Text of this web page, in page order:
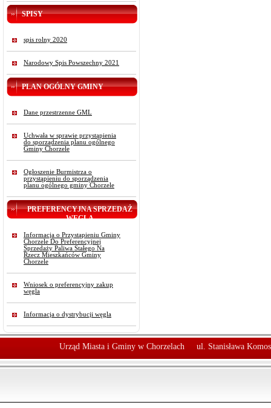
SPISY
spis rolny 2020
Narodowy Spis Powszechny 2021
PLAN OGÓLNY GMINY
Dane przestrzenne GML
Uchwała w sprawie przystąpienia
do sporządzenia planu ogólnego
Gminy Chorzele
Ogłoszenie Burmistrza o
przystąpieniu do sporządzenia
planu ogólnego gminy Chorzele
PREFERENCYJNA SPRZEDAŻ
WĘGLA
Informacja o Przystąpieniu Gminy
Chorzele Do Preferencyjnej
Sprzedaży Paliwa Stałego Na
Rzecz Mieszkańców Gminy
Chorzele
Wniosek o preferencyjny zakup
węgla
Informacja o dystrybucji węgla
Urząd Miasta i Gminy w Chorzelach ul. Stanisława